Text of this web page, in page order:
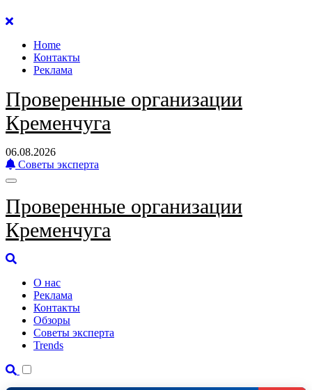
Перейти
содержанию
Home
Контакты
Реклама
Проверенные организации
Кременчуга
06.08.2026
Советы эксперта
Проверенные организации
Кременчуга
О нас
Реклама
Контакты
Обзоры
Советы эксперта
Trends